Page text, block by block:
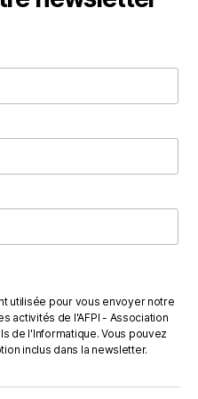
utilisée pour vous envoyer notre
activités de l'AFPI - Association
de l'Informatique. Vous pouvez
inclus dans la newsletter.